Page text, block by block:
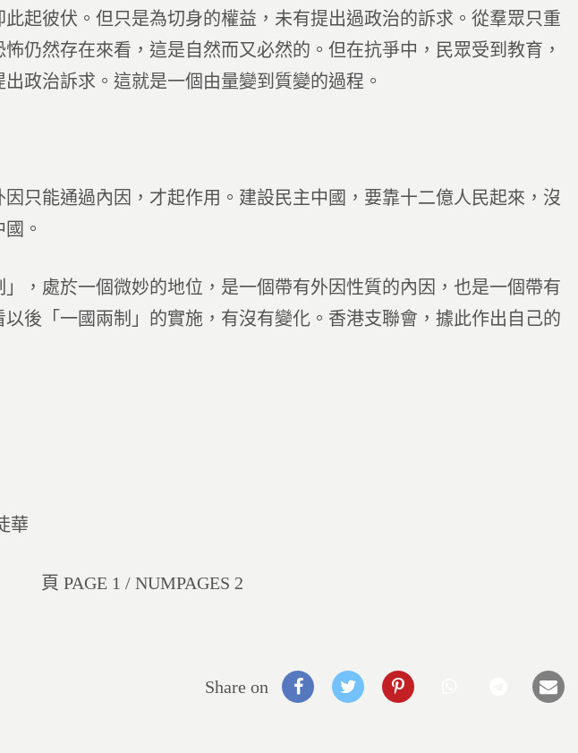
起彼伏。但只是為切身的權益，未有提出過政治的訴求。從羣眾只重
仍然存在來看，這是自然而又必然的。但在抗爭中，民眾受到教育，
政治訴求。這就是一個由量變到質變的過程。
能通過內因，才起作用。建設民主中國，要靠十二億人民起來，沒
。
處於一個微妙的地位，是一個帶有外因性質的內因，也是一個帶有
後「一國兩制」的實施，有沒有變化。香港支聯會，據此作出自己的
華
頁 PAGE 1 / NUMPAGES 2
Share on